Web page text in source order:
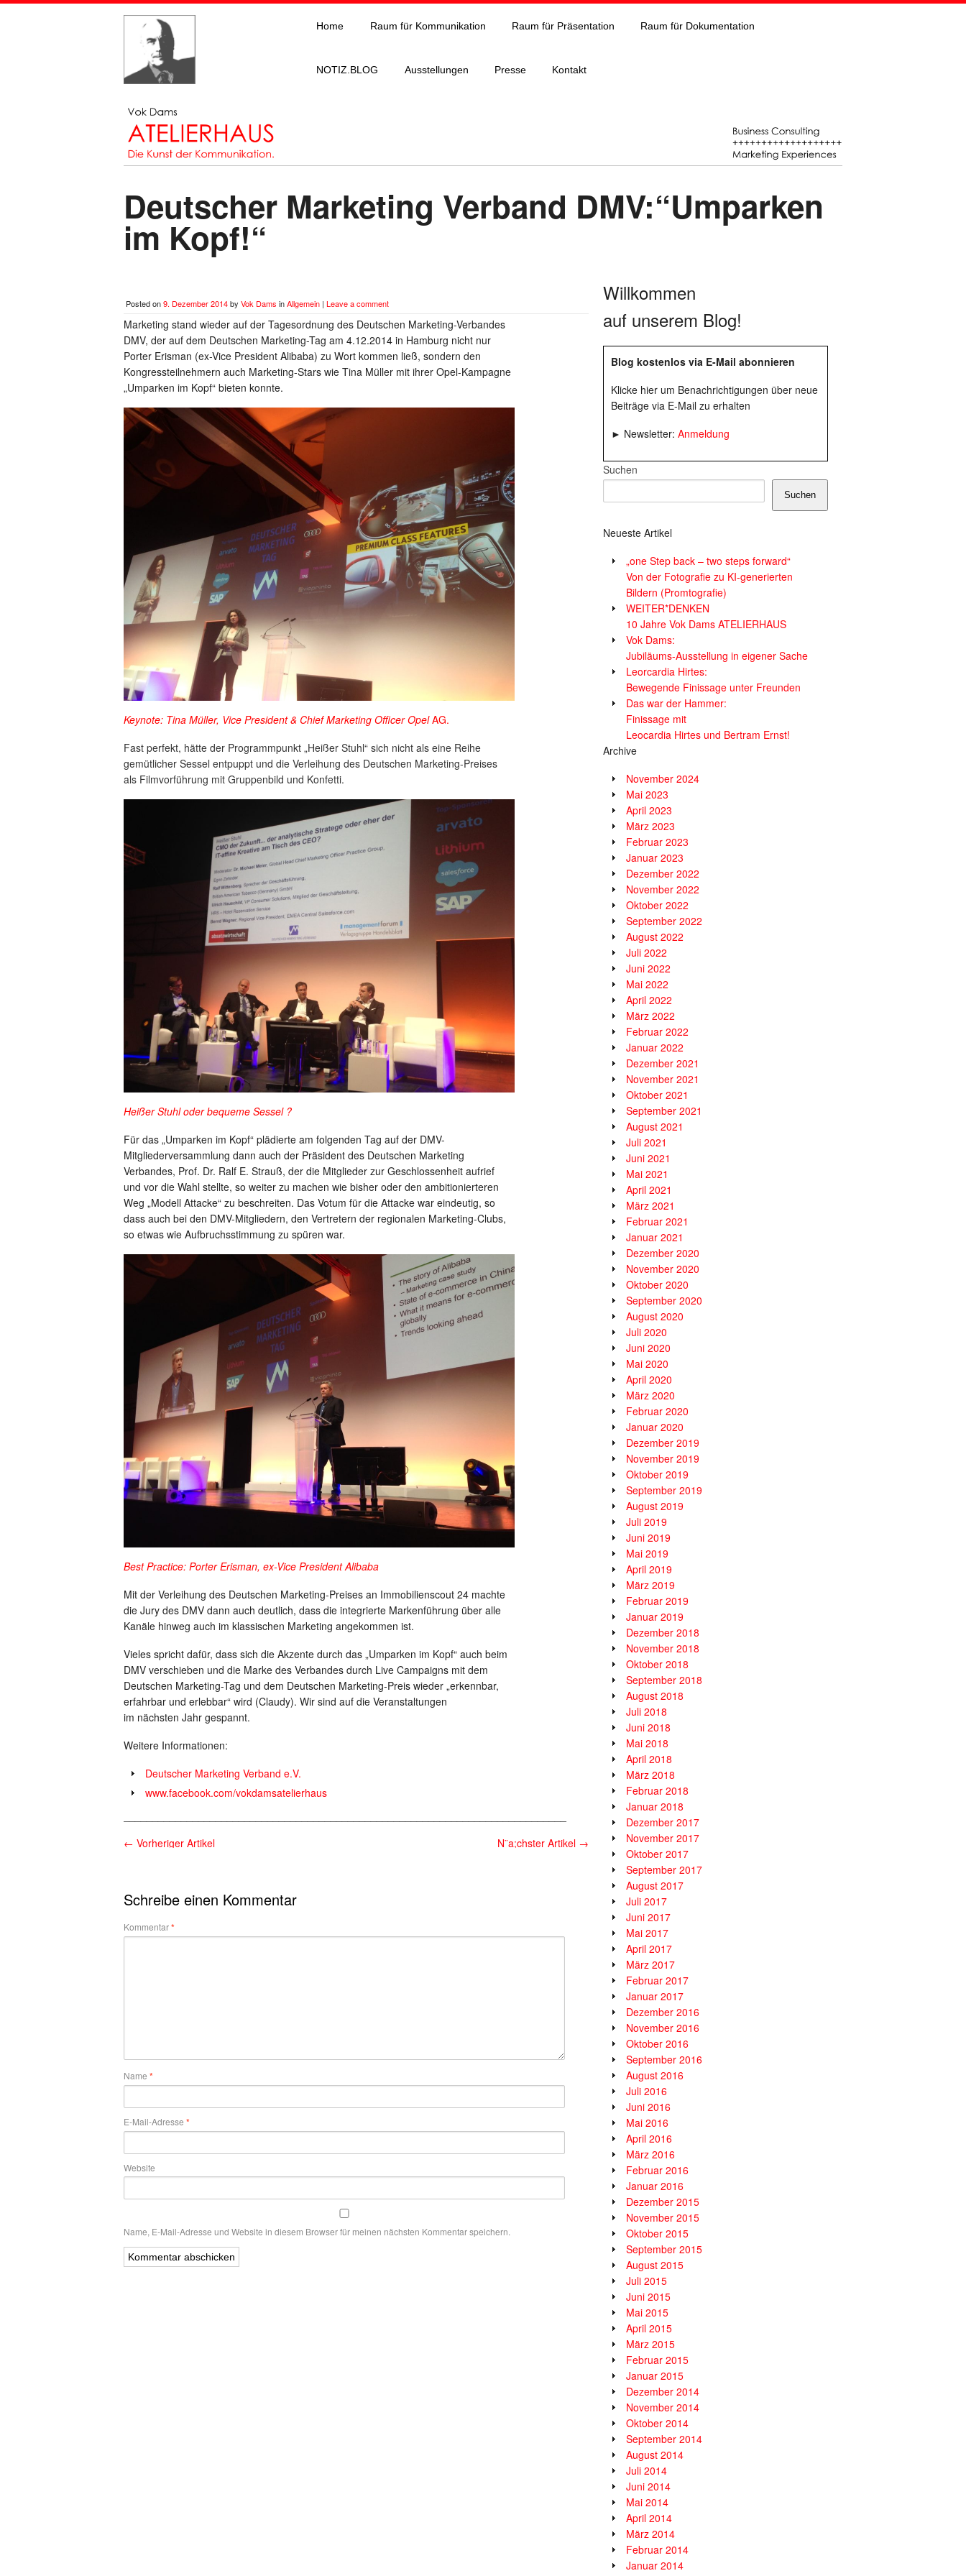
Home Raum für Kommunikation Raum für Präsentation Raum für Dokumentation
NOTIZ.BLOG Ausstellungen Presse Kontakt
Deutscher Marketing Verband DMV:“Umparken
im Kopf!“
Posted on9. Dezember 2014by Vok Dams inAllgemein | Leave a comment
Marketing stand wieder auf der Tagesordnung des Deutschen Marketing-Verbandes
DMV, der auf dem Deutschen Marketing-Tag am 4.12.2014 in Hamburg nicht nur
Porter Erisman (ex-Vice President Alibaba) zu Wort kommen ließ, sondern den
Kongressteilnehmern auch Marketing-Stars wie Tina Müller mit ihrer Opel-Kampagne
„Umparken im Kopf“ bieten konnte.
Keynote: Tina Müller, Vice President & Chief Marketing Officer OpelAG.
Fast perfekt, hätte der Programmpunkt „Heißer Stuhl“ sich nicht als eine Reihe
gemütlicher Sessel entpuppt und die Verleihung des Deutschen Marketing-Preises
als Filmvorführung mit Gruppenbild und Konfetti.
Heißer Stuhl oder bequeme Sessel ?
Für das „Umparken im Kopf“ plädierte am folgenden Tag auf der DMV-
Mitgliederversammlung dann auch der Präsident des Deutschen Marketing
Verbandes, Prof. Dr. Ralf E. Strauß, der die Mitglieder zur Geschlossenheit aufrief
und vor die Wahl stellte, so weiter zu machen wie bisher oder den ambitionierteren
Weg „Modell Attacke“ zu beschreiten. Das Votum für die Attacke war eindeutig, so
dass auch bei den DMV-Mitgliedern, den Vertretern der regionalen Marketing-Clubs,
so etwas wie Aufbruchsstimmung zu spüren war.
Best Practice: Porter Erisman, ex-Vice President Alibaba
Mit der Verleihung des Deutschen Marketing-Preises an Immobilienscout 24 machte
die Jury des DMV dann auch deutlich, dass die integrierte Markenführung über alle
Kanäle hinweg auch im klassischen Marketing angekommen ist.
Vieles spricht dafür, dass sich die Akzente durch das „Umparken im Kopf“ auch beim
DMV verschieben und die Marke des Verbandes durch Live Campaigns mit dem
Deutschen Marketing-Tag und dem Deutschen Marketing-Preis wieder „erkennbar,
erfahrbar und erlebbar“ wird (Claudy). Wir sind auf die Veranstaltungen
im nächsten Jahr gespannt.
Weitere Informationen:
Deutscher Marketing Verband e.V.
www.facebook.com/vokdamsatelierhaus
← Vorheriger Artikel N¨a;chster Artikel →
Schreibe einen Kommentar
Kommentar*
Name *
E-Mail-Adresse *
Website
Name, E-Mail-Adresse und Website in diesem Browser für meinen nächsten Kommentar speichern.
Willkommen
auf unserem Blog!
Blog kostenlos via E-Mail abonnieren
Klicke hier um Benachrichtigungen über neue
Beiträge via E-Mail zu erhalten
► Newsletter: Anmeldung
Suchen
Suchen
Neueste Artikel
„one Step back – two steps forward“
Von der Fotografie zu KI-generierten
Bildern (Promtografie)
WEITER*DENKEN
10 Jahre Vok Dams ATELIERHAUS
Vok Dams:
Jubiläums-Ausstellung in eigener Sache
Leorcardia Hirtes:
Bewegende Finissage unter Freunden
Das war der Hammer:
Finissage mit
Leocardia Hirtes und Bertram Ernst!
Archive
November 2024
Mai 2023
April 2023
März 2023
Februar 2023
Januar 2023
Dezember 2022
November 2022
Oktober 2022
September 2022
August 2022
Juli 2022
Juni 2022
Mai 2022
April 2022
März 2022
Februar 2022
Januar 2022
Dezember 2021
November 2021
Oktober 2021
September 2021
August 2021
Juli 2021
Juni 2021
Mai 2021
April 2021
März 2021
Februar 2021
Januar 2021
Dezember 2020
November 2020
Oktober 2020
September 2020
August 2020
Juli 2020
Juni 2020
Mai 2020
April 2020
März 2020
Februar 2020
Januar 2020
Dezember 2019
November 2019
Oktober 2019
September 2019
August 2019
Juli 2019
Juni 2019
Mai 2019
April 2019
März 2019
Februar 2019
Januar 2019
Dezember 2018
November 2018
Oktober 2018
September 2018
August 2018
Juli 2018
Juni 2018
Mai 2018
April 2018
März 2018
Februar 2018
Januar 2018
Dezember 2017
November 2017
Oktober 2017
September 2017
August 2017
Juli 2017
Juni 2017
Mai 2017
April 2017
März 2017
Februar 2017
Januar 2017
Dezember 2016
November 2016
Oktober 2016
September 2016
August 2016
Juli 2016
Juni 2016
Mai 2016
April 2016
März 2016
Februar 2016
Januar 2016
Dezember 2015
November 2015
Oktober 2015
September 2015
August 2015
Juli 2015
Juni 2015
Mai 2015
April 2015
März 2015
Februar 2015
Januar 2015
Dezember 2014
November 2014
Oktober 2014
September 2014
August 2014
Juli 2014
Juni 2014
Mai 2014
April 2014
März 2014
Februar 2014
Januar 2014